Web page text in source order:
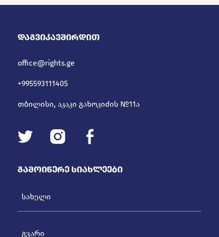
Დაგვიკავშირდით
office@rights.ge
+995593111405
თბილისი, აკაკი გახოკიძის №11ა
Გამოიწერე Სიახლეები